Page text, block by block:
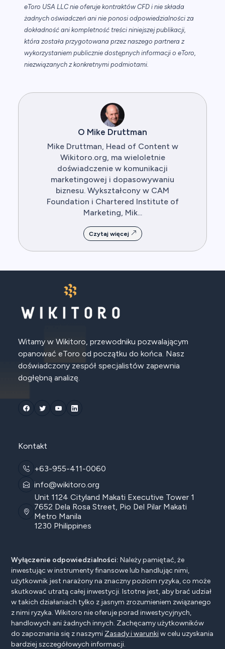
eToro USA LLC nie oferuje kontraktów CFD i nie składa
żadnych oświadczeń ani nie ponosi odpowiedzialności za
dokładność ani kompletność treści niniejszej publikacji,
która została przygotowana przez naszego partnera z
wykorzystaniem publicznie dostępnych informacji o eToro,
niezwiązanych z konkretnymi podmiotami.
O Mike Druttman
Mike Druttman, Head of Content w
Wikitoro.org, ma wieloletnie
doświadczenie w komunikacji
marketingowej i dopasowywaniu
biznesu. Wykształcony w CAM
Foundation i Chartered Institute of
Marketing, Mik...
Czytaj więcej
Witamy w Wikitoro, przewodniku pozwalającym
opanować eToro od początku do końca. Nasz
doświadczony zespół specjalistów zapewnia
dogłębną analizę.
Kontakt
+63-955-411-0060
info@wikitoro.org
Unit 1124 Cityland Makati Executive Tower 1
7652 Dela Rosa Street, Pio Del Pilar Makati
Metro Manila
1230 Philippines
Wyłączenie odpowiedzialności: Należy pamiętać, że
inwestując w instrumenty finansowe lub handlując nimi,
użytkownik jest narażony na znaczny poziom ryzyka, co może
skutkować utratą całej inwestycji. Istotne jest, aby brać udział
w takich działaniach tylko z jasnym zrozumieniem związanego
z nimi ryzyka. Wikitoro nie oferuje porad inwestycyjnych,
handlowych ani żadnych innych. Zachęcamy użytkowników
do zapoznania się z naszymi Zasady i warunkiw celu uzyskania
bardziej szczegółowych informacji.